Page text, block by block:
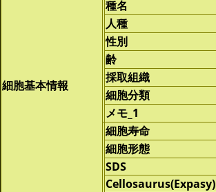
細胞基本情報
種名
人種
性別
齢
採取組織
細胞分類
メモ_1
細胞寿命
細胞形態
SDS
Cellosaurus(Expasy)